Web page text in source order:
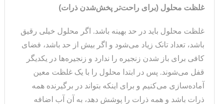
غلظت محلول (برای راحت‌تر پخش‌شدن ذرات)
غلظت محلول باید در حد بهینه باشد. اگر محلول خیلی رقیق
باشد، تعداد تانک زیاد می‌شود و اگر بیش از حد باشد، فضای
کافی برای باز شدن زنجیره را ندارد و زنجیره‌ها در یکدیگر
قفل می‌شوند. پس در ابتدا محلول را با یک غلظت معین
آماده‌سازی می‌کنیم و برای اینکه بتواند در برگیرنده همه
ذرات باشد و همه ذرات را پوشش دهد، به آن آب اضافه